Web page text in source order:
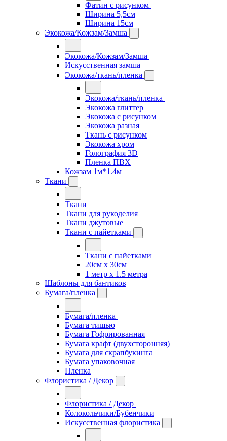
Фатин с рисунком
Ширина 5,5см
Ширина 15см
Экокожа/Кожзам/Замша
Экокожа/Кожзам/Замша
Искусственная замша
Экокожа/ткань/пленка
Экокожа/ткань/пленка
Экокожа глиттер
Экокожа с рисунком
Экокожа разная
Ткань с рисунком
Экокожа хром
Голография 3D
Пленка ПВХ
Кожзам 1м*1.4м
Ткани
Ткани
Ткани для рукоделия
Ткани джутовые
Ткани с пайетками
Ткани с пайетками
20см х 30см
1 метр х 1.5 метра
Шаблоны для бантиков
Бумага/пленка
Бумага/пленка
Бумага тишью
Бумага Гофрированная
Бумага крафт (двухсторонняя)
Бумага для скрапбукинга
Бумага упаковочная
Пленка
Флористика / Декор
Флористика / Декор
Колокольчики/Бубенчики
Искусственная флористика